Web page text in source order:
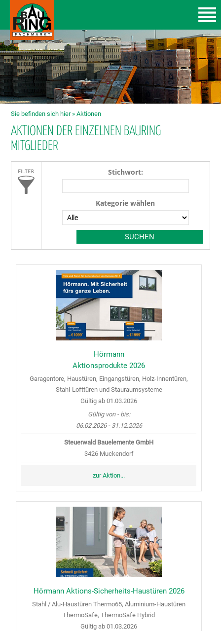
Sie befinden sich hier »Aktionen
AKTIONEN DER EINZELNEN BAURING
MITGLIEDER
Stichwort:
Kategorie wählen
Hörmann
Aktionsprodukte 2026
Garagentore, Haustüren, Eingangstüren, Holz-Innentüren,
Stahl-Lofttüren und Stauraumsysteme
Gültig ab 01.03.2026
Gültig von - bis:
06.02.2026 - 31.12.2026
Steuerwald Bauelemente GmbH
3426 Muckendorf
zur Aktion...
Hörmann Aktions-Sicherheits-Haustüren 2026
Stahl / Alu-Haustüren Thermo65, Aluminium-Haustüren
ThermoSafe, ThermoSafe Hybrid
Gültig ab 01.03.2026